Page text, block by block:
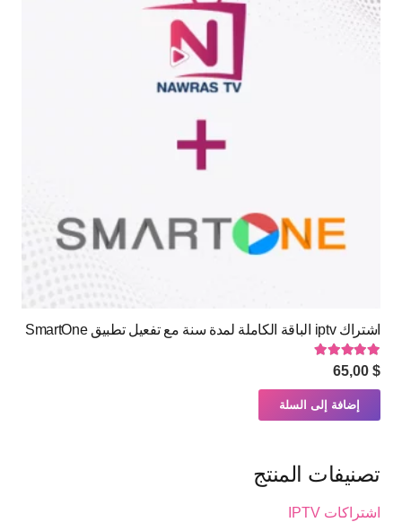
اشتراك iptv الباقة الكاملة لمدة سنة مع تفعيل تطبيق SmartOne
تم التقييم
$
إضافة إلى السلة
تصنيفات المنتج
اشتراكات IPTV